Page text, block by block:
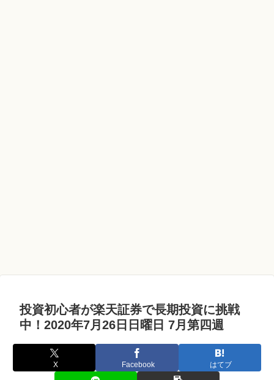
投資初心者が楽天証券で長期投資に挑戦
中！2020年7月26日日曜日 7月第四週
X Facebook はてブ